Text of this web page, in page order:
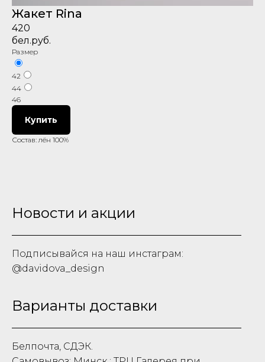
Жакет Rina
420
бел.руб.
Размер
42
44
46
Купить
Состав: лён 100%
Новости и акции
Подписывайся на наш инстаграм:
@davidova_design
Варианты доставки
Белпочта, СДЭК.